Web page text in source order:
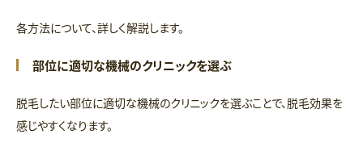
各方法について、詳しく解説します。
部位に適切な機械のクリニックを選ぶ
脱毛したい部位に適切な機械のクリニックを選ぶことで、脱毛効果を
感じやすくなります。